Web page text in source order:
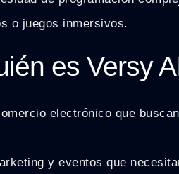
o juegos inmersivos.
es Versy
electrónico que
y eventos que